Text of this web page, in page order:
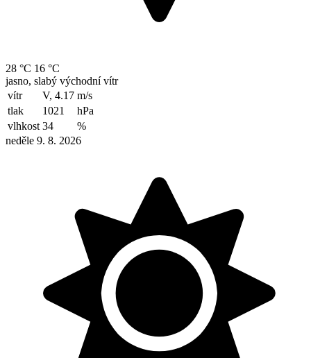
28 °C 16 °C
jasno, slabý východní vítr
vítr
V, 4.17 m/s
tlak
1021
hPa
vlhkost 34
%
neděle 9. 8. 2026